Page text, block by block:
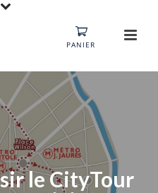
PANIER
le CityTour